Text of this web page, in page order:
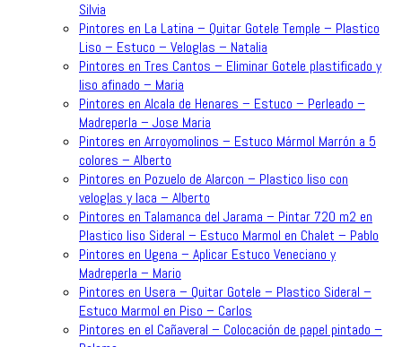
Silvia
Pintores en La Latina – Quitar Gotele Temple – Plastico
Liso – Estuco – Veloglas – Natalia
Pintores en Tres Cantos – Eliminar Gotele plastificado y
liso afinado – Maria
Pintores en Alcala de Henares – Estuco – Perleado –
Madreperla – Jose Maria
Pintores en Arroyomolinos – Estuco Mármol Marrón a 5
colores – Alberto
Pintores en Pozuelo de Alarcon – Plastico liso con
veloglas y laca – Alberto
Pintores en Talamanca del Jarama – Pintar 720 m2 en
Plastico liso Sideral – Estuco Marmol en Chalet – Pablo
Pintores en Ugena – Aplicar Estuco Veneciano y
Madreperla – Mario
Pintores en Usera – Quitar Gotele – Plastico Sideral –
Estuco Marmol en Piso – Carlos
Pintores en el Cañaveral – Colocación de papel pintado –